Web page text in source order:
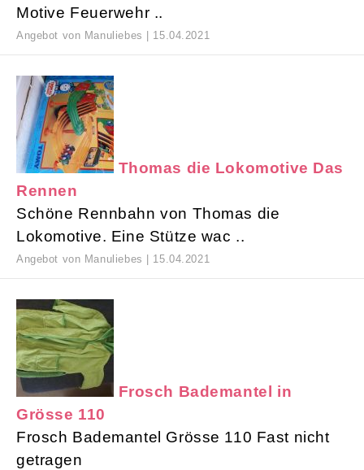
Motive Feuerwehr ..
Angebot von Manuliebes | 15.04.2021
Thomas die Lokomotive Das
Rennen
Schöne Rennbahn von Thomas die
Lokomotive. Eine Stütze wac ..
Angebot von Manuliebes | 15.04.2021
Frosch Bademantel in
Grösse 110
Frosch Bademantel Grösse 110 Fast nicht
getragen